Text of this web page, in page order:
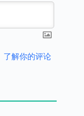
了解你的评论